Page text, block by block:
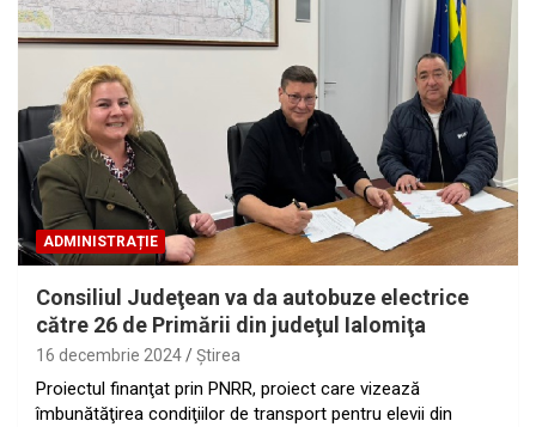
ADMINISTRAȚIE
Consiliul Judeţean va da autobuze electrice
către 26 de Primării din judeţul Ialomiţa
16 decembrie 2024 Ştirea
Proiectul finanţat prin PNRR, proiect care vizează
îmbunătăţirea condiţiilor de transport pentru elevii din